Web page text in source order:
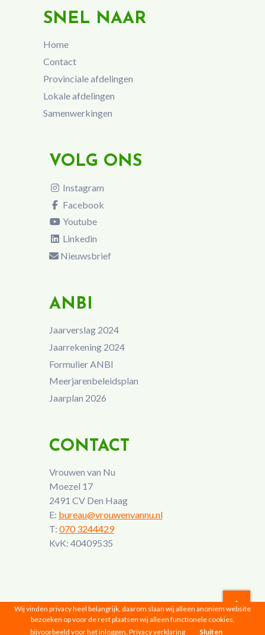
SNEL NAAR
Home
Contact
Provinciale afdelingen
Lokale afdelingen
Samenwerkingen
VOLG ONS
Instagram
Facebook
Youtube
Linkedin
Nieuwsbrief
ANBI
Jaarverslag 2024
Jaarrekening 2024
Formulier ANBI
Meerjarenbeleidsplan
Jaarplan 2026
CONTACT
Vrouwen van Nu
Moezel 17
2491 CV Den Haag
E: bureau@vrouwenvannu.nl
T: 070 3244429
KvK: 40409535
Vrouwen van Nu © 2026 |Privacyverklaring
Wij vinden privacy heel belangrijk, daarom slaan wij alleen anoniem website
bezoeken op voor de rest plaatsen wij alleen functionele cookies,
bijvoorbeeld voor het inloggen. Privacy verklaring Sluiten